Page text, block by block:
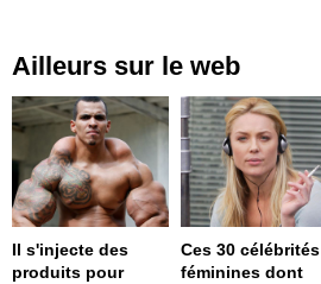
Ailleurs sur le web
Il s'injecte des
produits pour
Ces 30 célébrités
féminines dont